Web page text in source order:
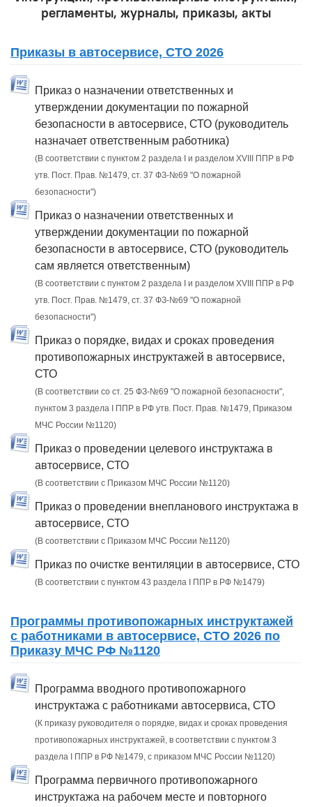
регламенты, журналы, приказы, акты
Приказы в автосервисе, СТО 2026
Приказ о назначении ответственных и
утверждении документации по пожарной
безопасности в автосервисе, СТО (руководитель
назначает ответственным работника)
(В соответствии с пунктом 2 раздела I и разделом XVIII ППР в РФ
утв. Пост. Прав. №1479, ст. 37 ФЗ-№69 "О пожарной
безопасности")
Приказ о назначении ответственных и
утверждении документации по пожарной
безопасности в автосервисе, СТО (руководитель
сам является ответственным)
(В соответствии с пунктом 2 раздела I и разделом XVIII ППР в РФ
утв. Пост. Прав. №1479, ст. 37 ФЗ-№69 "О пожарной
безопасности")
Приказ о порядке, видах и сроках проведения
противопожарных инструктажей в автосервисе,
СТО
(В соответствии со ст. 25 ФЗ-№69 "О пожарной безопасности",
пунктом 3 раздела I ППР в РФ утв. Пост. Прав. №1479, Приказом
МЧС России №1120)
Приказ о проведении целевого инструктажа в
автосервисе, СТО
(В соответствии с Приказом МЧС России №1120)
Приказ о проведении внепланового инструктажа в
автосервисе, СТО
(В соответствии с Приказом МЧС России №1120)
Приказ по очистке вентиляции в автосервисе, СТО
(В соответствии с пунктом 43 раздела I ППР в РФ №1479)
Программы противопожарных инструктажей
с работниками в автосервисе, СТО 2026 по
Приказу МЧС РФ №1120
Программа вводного противопожарного
инструктажа с работниками автосервиса, СТО
(К приказу руководителя о порядке, видах и сроках проведения
противопожарных инструктажей, в соответствии с пунктом 3
раздела I ППР в РФ №1479, с приказом МЧС России №1120)
Программа первичного противопожарного
инструктажа на рабочем месте и повторного